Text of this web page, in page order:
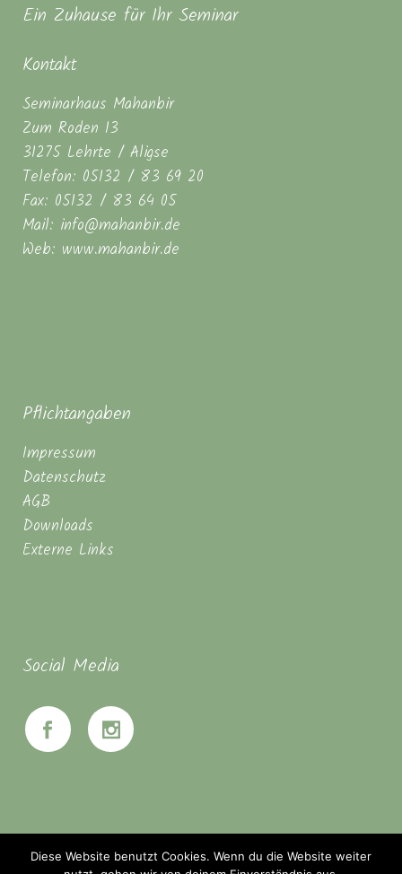
Ein Zuhause für Ihr Seminar
Kontakt
Seminarhaus Mahanbir
Zum Roden 13
31275 Lehrte / Aligse
Telefon: 05132 / 83 69 20
Fax: 05132 / 83 64 05
Mail: info@mahanbir.de
Web: www.mahanbir.de
Pflichtangaben
Impressum
Datenschutz
AGB
Downloads
Externe Links
Social Media
Diese Website benutzt Cookies. Wenn du die Website weiter